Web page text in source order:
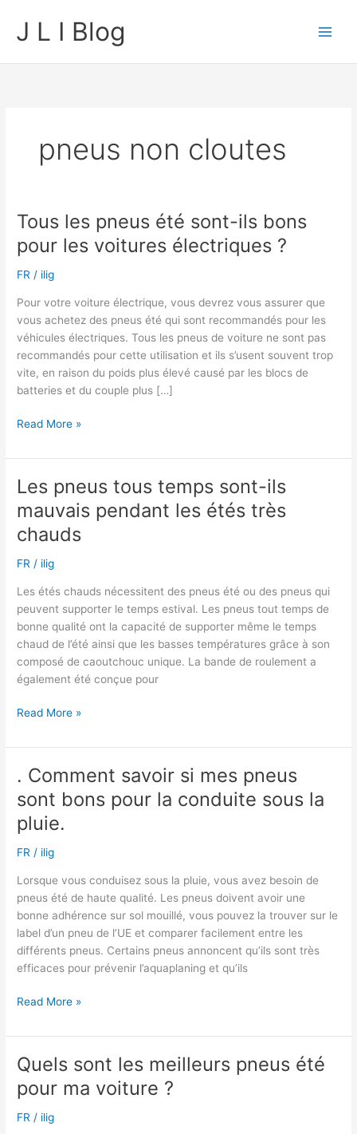
content
J L I Blog
pneus non cloutes
Tous les pneus été sont-ils bons
pour les voitures électriques ?
FR / ilig
Pour votre voiture électrique, vous devrez vous assurer que
vous achetez des pneus été qui sont recommandés pour les
véhicules électriques. Tous les pneus de voiture ne sont pas
recommandés pour cette utilisation et ils s’usent souvent trop
vite, en raison du poids plus élevé causé par les blocs de
batteries et du couple plus […]
Tous
pneus
été
sont-
ils
bons
pour
les
électriques
?
Read More »
Les pneus tous temps sont-ils
mauvais pendant les étés très
chauds
FR / ilig
Les étés chauds nécessitent des pneus été ou des pneus qui
peuvent supporter le temps estival. Les pneus tout temps de
bonne qualité ont la capacité de supporter même le temps
chaud de l’été ainsi que les basses températures grâce à son
composé de caoutchouc unique. La bande de roulement a
également été conçue pour
Les
tous
temps
sont-
ils
mauvais
pendant
les
très
chauds
Read More »
. Comment savoir si mes pneus
sont bons pour la conduite sous la
pluie.
FR / ilig
Lorsque vous conduisez sous la pluie, vous avez besoin de
pneus été de haute qualité. Les pneus doivent avoir une
bonne adhérence sur sol mouillé, vous pouvez la trouver sur le
label d’un pneu de l’UE et comparer facilement entre les
différents pneus. Certains pneus annoncent qu’ils sont très
efficaces pour prévenir l’aquaplaning et qu’ils
.
savoir
si
mes
pneus
bons
Read More »
Quels sont les meilleurs pneus été
pour ma voiture ?
FR / ilig